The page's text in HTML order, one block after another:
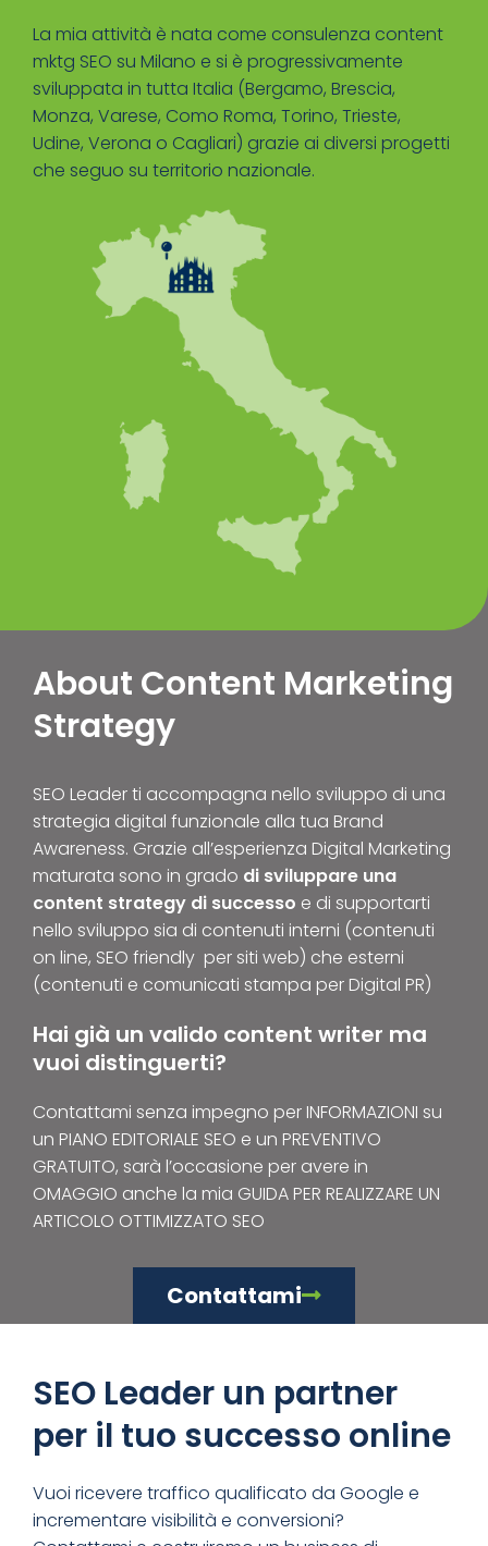
La mia attività è nata come consulenza content
mktg SEO su Milano e si è progressivamente
sviluppata in tutta Italia (Bergamo, Brescia,
Monza, Varese, Como Roma, Torino, Trieste,
Udine, Verona o Cagliari) grazie ai diversi progetti
che seguo su territorio nazionale.
About Content Marketing
Strategy
SEO Leader ti accompagna nello sviluppo di una
strategia digital funzionale alla tua Brand
Awareness. Grazie all’esperienza Digital Marketing
maturata sono in grado di sviluppare una
content strategy di successo e di supportarti
nello sviluppo sia di contenuti interni (contenuti
on line, SEO friendly per siti web) che esterni
(contenuti e comunicati stampa per Digital PR)
Hai già un valido content writer ma
vuoi distinguerti?
Contattami senza impegno per INFORMAZIONI su
un PIANO EDITORIALE SEO e un PREVENTIVO
GRATUITO, sarà l’occasione per avere in
OMAGGIO anche la mia GUIDA PER REALIZZARE UN
ARTICOLO OTTIMIZZATO SEO
Contattami
SEO Leader un partner
per il tuo successo online
Vuoi ricevere traffico qualificato da Google e
incrementare visibilità e conversioni?